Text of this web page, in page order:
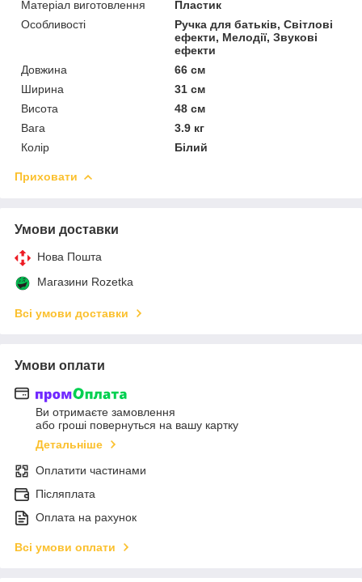
Матеріал виготовлення
Пластик
Особливості
Ручка для батьків, Світлові
ефекти, Мелодії, Звукові
ефекти
Довжина
66 см
Ширина
31 см
Висота
48 см
Вага
3.9 кг
Колір
Білий
Приховати
Умови доставки
Нова Пошта
Магазини Rozetka
Всі умови доставки
Умови оплати
Ви отримаєте замовлення
або гроші повернуться на вашу картку
Детальніше
Оплатити частинами
Післяплата
Оплата на рахунок
Всі умови оплати